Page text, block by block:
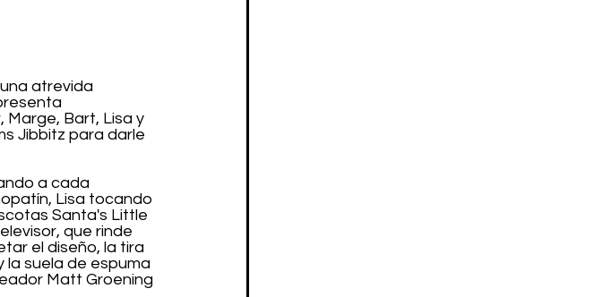
atrevida
Bart, Lisa y
Jibbitz para darle
a cada
Lisa tocando
Santa's Little
que rinde
el diseño, la tira
la suela de espuma
Matt Groening